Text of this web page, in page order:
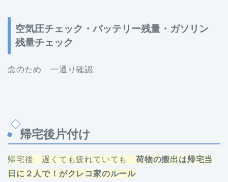
空気圧チェック・バッテリー残量・ガソリン
残量チェック
念のため 一通り確認
帰宅後片付け
帰宅後 遅くても疲れていても 荷物の搬出は帰宅当
日に２人で！がクレコ家のルール